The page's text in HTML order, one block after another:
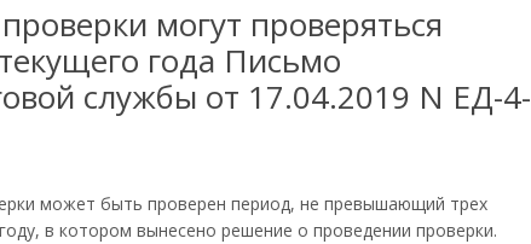
могут проверяться
года Письмо
службы от 17.04.2019 N ЕД-4-
может быть проверен период, не превышающий трех
в котором вынесено решение о проведении проверки.